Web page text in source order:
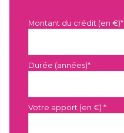
Montant du crédit (en €)*
Durée (années)*
Votre apport (en €) *